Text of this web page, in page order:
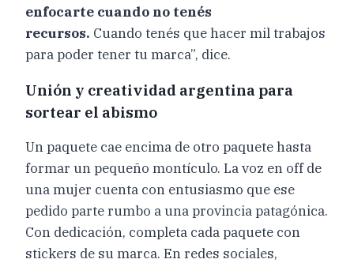
enfocarte cuando no tenés
recursos. Cuando tenés que hacer mil trabajos
para poder tener tu marca”, dice.
Unión y creatividad argentina para
sortear el abismo
Un paquete cae encima de otro paquete hasta
formar un pequeño montículo. La voz en off de
una mujer cuenta con entusiasmo que ese
pedido parte rumbo a una provincia patagónica.
Con dedicación, completa cada paquete con
stickers de su marca. En redes sociales,